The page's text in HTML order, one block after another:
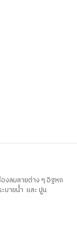
งลมลายต่าง ๆ อิฐหก
บายน้ำ และ ปูน